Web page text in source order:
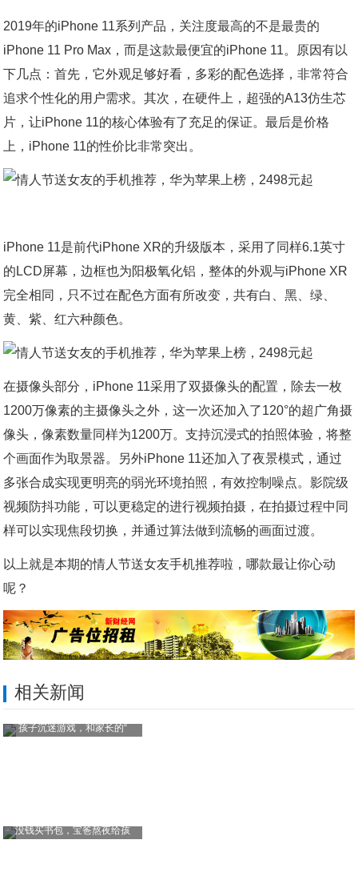
2019年的iPhone 11系列产品，关注度最高的不是最贵的
iPhone 11 Pro Max，而是这款最便宜的iPhone 11。原因有以
下几点：首先，它外观足够好看，多彩的配色选择，非常符合
追求个性化的用户需求。其次，在硬件上，超强的A13仿生芯
片，让iPhone 11的核心体验有了充足的保证。最后是价格
上，iPhone 11的性价比非常突出。
iPhone 11是前代iPhone XR的升级版本，采用了同样6.1英寸
的LCD屏幕，边框也为阳极氧化铝，整体的外观与iPhone XR
完全相同，只不过在配色方面有所改变，共有白、黑、绿、
黄、紫、红六种颜色。
在摄像头部分，iPhone 11采用了双摄像头的配置，除去一枚
1200万像素的主摄像头之外，这一次还加入了120°的超广角摄
像头，像素数量同样为1200万。支持沉浸式的拍照体验，将整
个画面作为取景器。另外iPhone 11还加入了夜景模式，通过
多张合成实现更明亮的弱光环境拍照，有效控制噪点。影院级
视频防抖功能，可以更稳定的进行视频拍摄，在拍摄过程中同
样可以实现焦段切换，并通过算法做到流畅的画面过渡。
以上就是本期的情人节送女友手机推荐啦，哪款最让你心动
呢？
相关新闻
孩子沉迷游戏，和家长的“
没钱买书包，宝爸熬夜给孩